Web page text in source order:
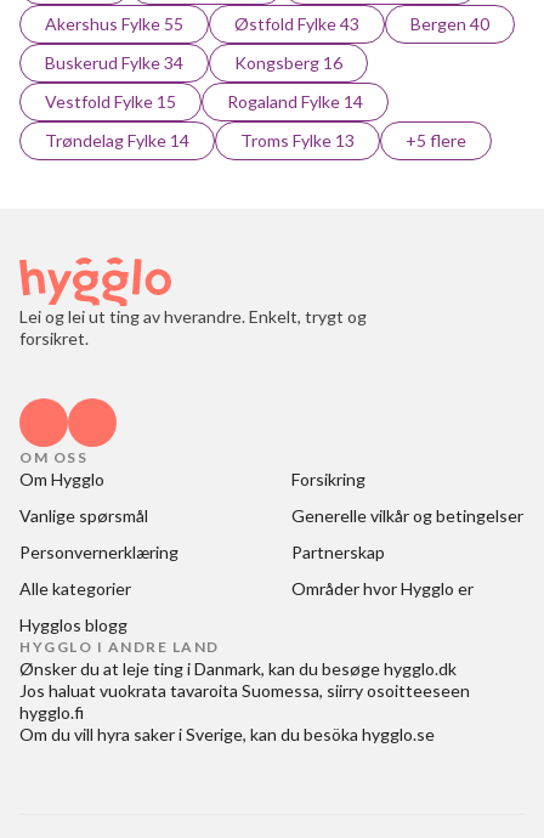
Akershus Fylke 55
Østfold Fylke 43
Bergen 40
Buskerud Fylke 34
Kongsberg 16
Vestfold Fylke 15
Rogaland Fylke 14
Trøndelag Fylke 14
Troms Fylke 13 +5 flere
Lei og lei ut ting av hverandre. Enkelt, trygt og
forsikret.
OM OSS
Om Hygglo
Forsikring
Vanlige spørsmål
Generelle vilkår og betingelser
Personvernerklæring
Partnerskap
Alle kategorier
Områder hvor Hygglo er
Hygglos blogg
HYGGLO I ANDRE LAND
Ønsker du at leje ting i Danmark, kan du besøgehygglo.dk
Jos haluat vuokrata tavaroita Suomessa, siirry osoitteeseen
hygglo.fi
Om du vill hyra saker i Sverige, kan du besöka hygglo.se